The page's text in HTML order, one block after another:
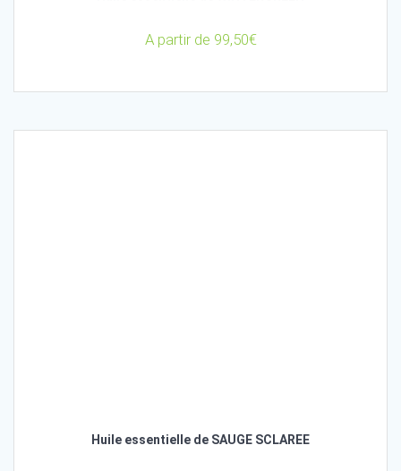
A partir de 99,50€
Huile essentielle de SAUGE SCLAREE